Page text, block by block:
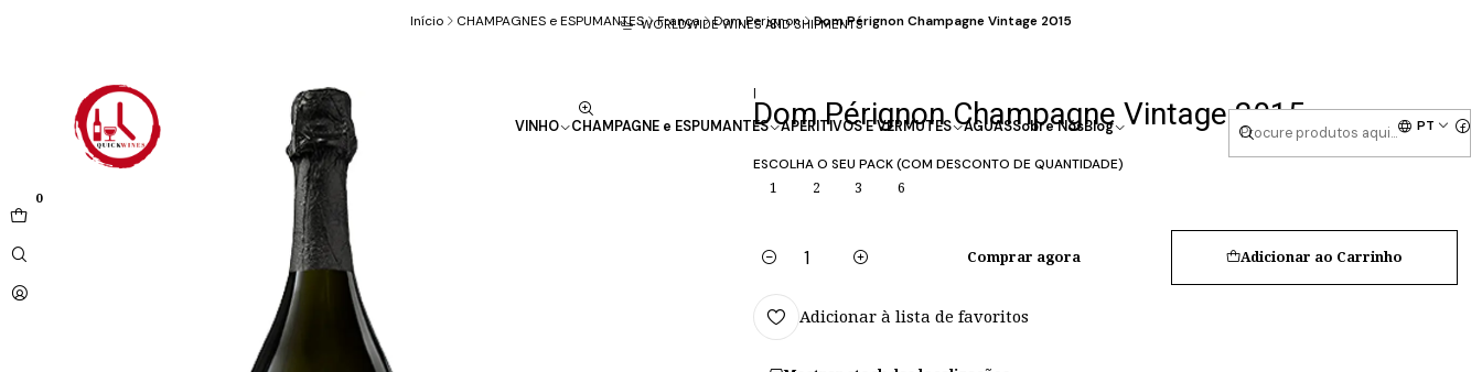
VINHO CHAMPAGNE e ESPUMANTES APERITIVOS E VERMUTES AGUASSobre NósBlog PT
0
WORLDWIDE WINES AND SHIPMENTS
Início CHAMPAGNES e ESPUMANTES França Dom Perignon Dom Pérignon Champagne Vintage 2015
|
Dom Pérignon Champagne Vintage 2015
ESCOLHA O SEU PACK (COM DESCONTO DE QUANTIDADE)
1 2 3 6
Quantidade
Adicionar ao Carrinho
Comprar agora
Adicionar à lista de favoritos